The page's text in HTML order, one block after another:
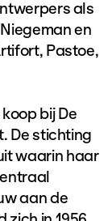
als
en
Pastoe,
bij De
De stichting
waarin haar
aan de